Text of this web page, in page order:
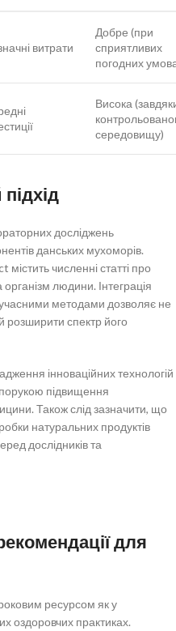
витрати
Добре (при
сприятливих
погодних
Висока
середовищу)
досліджень
данських мухоморів.
численні статті про
людини. Інтеграція
методами дозволяє не
розширити спектр його
інноваційних технологій
підвищення
Також слід зазначити, що
натуральних продуктів
дослідників та
для
ресурсом як у
оздоровчих практиках.